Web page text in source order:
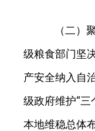
（二）
级粮食部门坚
产安全纳入自
级政府维护“
本地维稳总体